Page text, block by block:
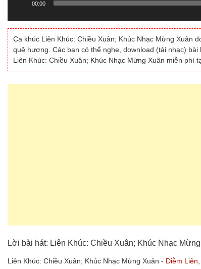
00:00
Ca khúc Liên Khúc: Chiều Xuân; Khúc Nhạc Mừng Xuân
quê hương. Các bạn có thể nghe, download (tải nhạc)
Liên Khúc: Chiều Xuân; Khúc Nhạc Mừng Xuân miễn phí
Lời bài hát: Liên Khúc: Chiều Xuân; Khúc Nhạc
Liên Khúc: Chiều Xuân; Khúc Nhạc Mừng Xuân - Diễm Liên